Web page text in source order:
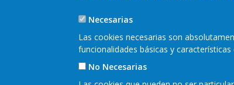
Necesarias
Las cookies necesarias son
funcionalidades básicas y
No Necesarias